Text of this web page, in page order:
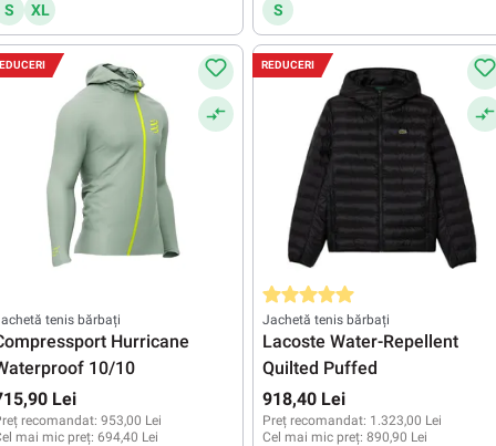
S XL S
tenis bărbați
Hurricane
10/10
Lei
recomandat: 953,00 Lei
mai mic preț: 694,40 Lei
REDUCERI
Evaluarea medie de 5 din 5 stele
Jachetă tenis bărbați
Lacoste Water-Repellent
Quilted Puffed
918,40 Lei
Preț recomandat: 1.323,00 Lei
Cel mai mic preț: 890,90 Lei